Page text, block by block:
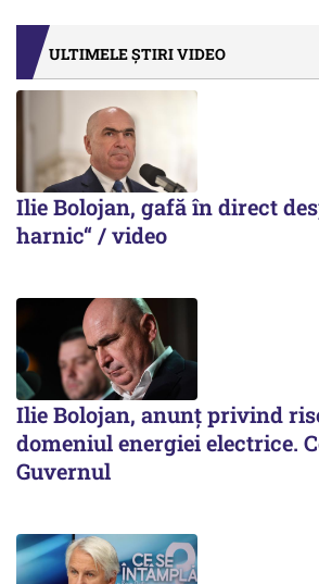
ULTIMELE ȘTIRI VIDEO
Ilie Bolojan, gafă în direct
harnic“ / video
Ilie Bolojan, anunț privind
domeniul energiei electrice.
Guvernul